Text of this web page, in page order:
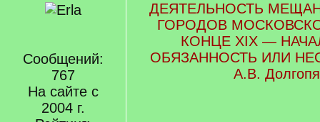
Сообщений:
767
На сайте с
2004 г.
ДЕЯТЕЛЬНОСТЬ
ГОРОДОВ
КОНЦЕ XIX —
ОБЯЗАННОСТЬ ИЛИ
А.В.